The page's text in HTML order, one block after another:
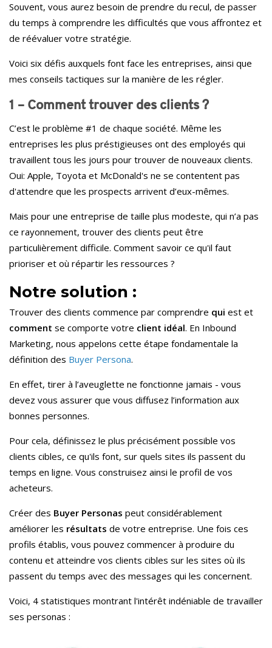
Souvent, vous aurez besoin de prendre du recul, de passer
du temps à comprendre les difficultés que vous affrontez et
de réévaluer votre stratégie.
Voici six défis auxquels font face les entreprises, ainsi que
mes conseils tactiques sur la manière de les régler.
1 – Comment trouver des clients ?
C’est le problème #1 de chaque société. Même les
entreprises les plus préstigieuses ont des employés qui
travaillent tous les jours pour trouver de nouveaux clients.
Oui: Apple, Toyota et McDonald's ne se contentent pas
d'attendre que les prospects arrivent d’eux-mêmes.
Mais pour une entreprise de taille plus modeste, qui n’a pas
ce rayonnement, trouver des clients peut être
particulièrement difficile. Comment savoir ce qu'il faut
prioriser et où répartir les ressources ?
Notre solution :
Trouver des clients commence par comprendre qui est et
comment se comporte votre client idéal. En Inbound
Marketing, nous appelons cette étape fondamentale la
définition des Buyer Persona.
En effet, tirer à l’aveuglette ne fonctionne jamais - vous
devez vous assurer que vous diffusez l’information aux
bonnes personnes.
Pour cela, définissez le plus précisément possible vos
clients cibles, ce qu'ils font, sur quels sites ils passent du
temps en ligne. Vous construisez ainsi le profil de vos
acheteurs.
Créer des Buyer Personas peut considérablement
améliorer les résultats de votre entreprise. Une fois ces
profils établis, vous pouvez commencer à produire du
contenu et atteindre vos clients cibles sur les sites où ils
passent du temps avec des messages qui les concernent.
Voici, 4 statistiques montrant l'intérêt indéniable de travailler
ses personas :